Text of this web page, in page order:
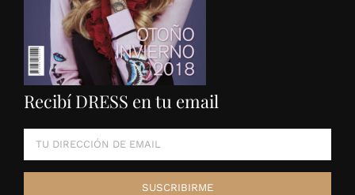
Recibí DRESS en tu email